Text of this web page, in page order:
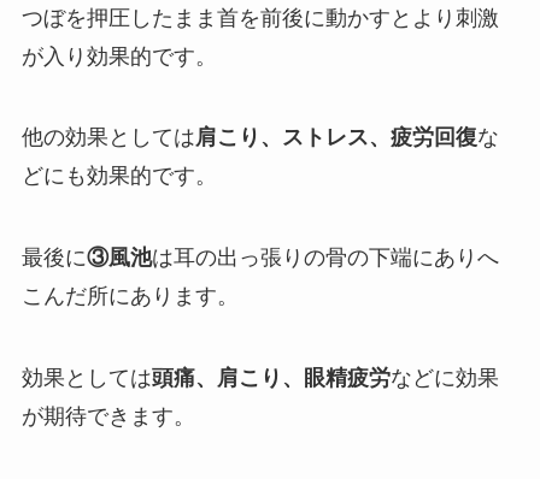
つぼを押圧したまま首を前後に動かすとより刺激
が入り効果的です。
他の効果としては肩こり、ストレス、疲労回復な
どにも効果的です。
最後に③風池は耳の出っ張りの骨の下端にありへ
こんだ所にあります。
効果としては頭痛、肩こり、眼精疲労などに効果
が期待できます。